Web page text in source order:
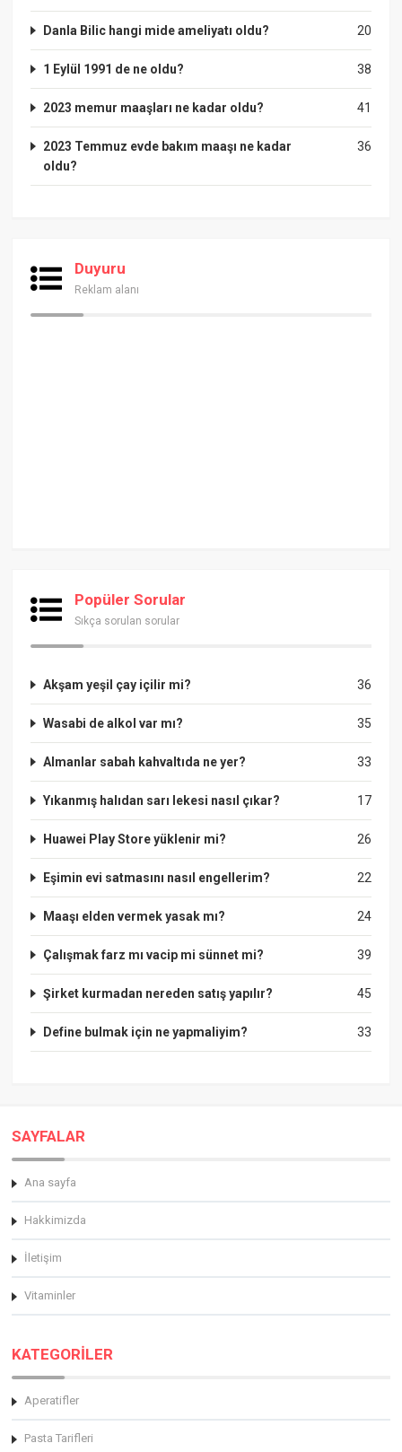
20
Danla Bilic hangi mide ameliyatı oldu?
38
1 Eylül 1991 de ne oldu?
41
2023 memur maaşları ne kadar oldu?
36
2023 Temmuz evde bakım maaşı ne kadar
oldu?
Duyuru
Reklam alanı
Popüler Sorular
Sıkça sorulan sorular
36
Akşam yeşil çay içilir mi?
35
Wasabi de alkol var mı?
33
Almanlar sabah kahvaltıda ne yer?
17
Yıkanmış halıdan sarı lekesi nasıl çıkar?
26
Huawei Play Store yüklenir mi?
22
Eşimin evi satmasını nasıl engellerim?
24
Maaşı elden vermek yasak mı?
39
Çalışmak farz mı vacip mi sünnet mi?
45
Şirket kurmadan nereden satış yapılır?
33
Define bulmak için ne yapmaliyim?
SAYFALAR
Ana sayfa
Hakkimizda
İletişim
Vitaminler
KATEGORİLER
Aperatifler
Pasta Tarifleri